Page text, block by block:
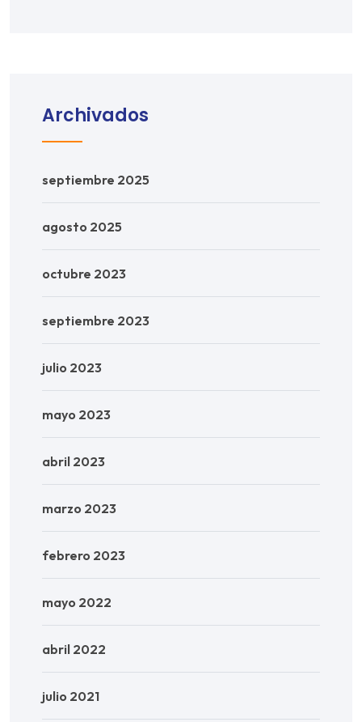
Archivados
septiembre 2025
agosto 2025
octubre 2023
septiembre 2023
julio 2023
mayo 2023
abril 2023
marzo 2023
febrero 2023
mayo 2022
abril 2022
julio 2021